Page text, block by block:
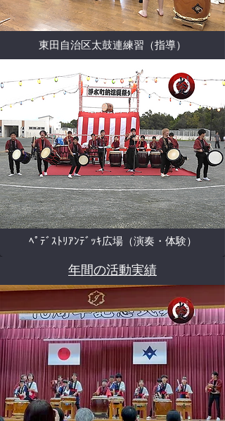
東田自治区太鼓連練習（指導）
ﾍﾟﾃﾞｽﾄﾘｱﾝﾃﾞｯｷ広場（演奏・体験）
年間の活動実績